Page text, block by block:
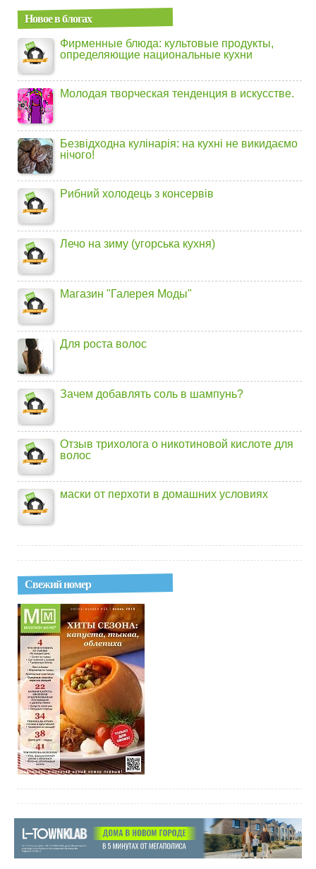
Новое в блогах
Фирменные блюда: культовые продукты,
определяющие национальные кухни
Молодая творческая тенденция в искусстве.
Безвідходна кулінарія: на кухні не викидаємо
нічого!
Рибний холодець з консервів
Лечо на зиму (угорська кухня)
Магазин "Галерея Моды"
Для роста волос
Зачем добавлять соль в шампунь?
Отзыв трихолога о никотиновой кислоте для
волос
маски от перхоти в домашних условиях
Свежий номер